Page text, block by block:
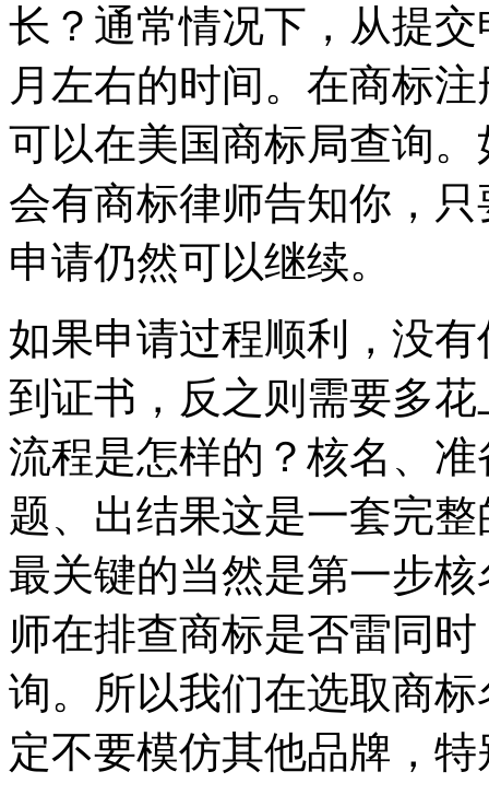
长？通常情况下，从提
月左右的时间。在商标
可以在美国商标局查询
会有商标律师告知你，
申请仍然可以继续。
如果申请过程顺利，没
到证书，反之则需要多
流程是怎样的？核名、
题、出结果这是一套完
最关键的当然是第一步
师在排查商标是否雷同
询。所以我们在选取商
定不要模仿其他品牌，